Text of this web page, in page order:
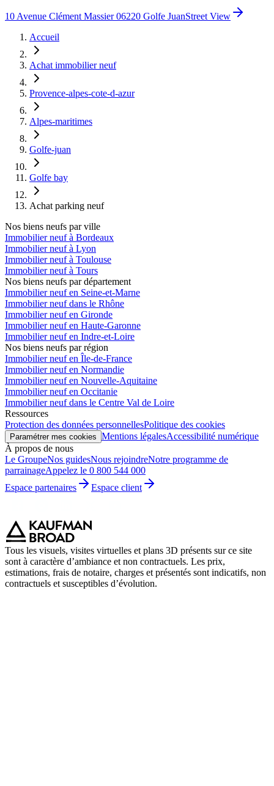
10 Avenue Clément Massier 06220 Golfe JuanStreet View
Accueil
Achat immobilier neuf
Provence-alpes-cote-d-azur
Alpes-maritimes
Golfe-juan
Golfe bay
Achat parking neuf
Nos biens neufs par ville
Immobilier neuf à Bordeaux
Immobilier neuf à Lyon
Immobilier neuf à Toulouse
Immobilier neuf à Tours
Nos biens neufs par département
Immobilier neuf en Seine-et-Marne
Immobilier neuf dans le Rhône
Immobilier neuf en Gironde
Immobilier neuf en Haute-Garonne
Immobilier neuf en Indre-et-Loire
Nos biens neufs par région
Immobilier neuf en Île-de-France
Immobilier neuf en Normandie
Immobilier neuf en Nouvelle-Aquitaine
Immobilier neuf en Occitanie
Immobilier neuf dans le Centre Val de Loire
Ressources
Protection des données personnellesPolitique des cookies
Paramétrer mes cookies Mentions légalesAccessibilité numérique
À propos de nous
Le GroupeNos guidesNous rejoindreNotre programme de
parrainageAppelez le 0 800 544 000
Espace partenaires
Espace client
Tous les visuels, visites virtuelles et plans 3D présents sur ce site
sont à caractère d’ambiance et non contractuels. Les prix,
estimations, frais de notaire, charges et présentés sont indicatifs, non
contractuels et susceptibles d’évolution.